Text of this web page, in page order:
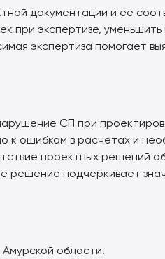
документации и её
при экспертизе, уменьшить
экспертиза помогает
СП при
к ошибкам в расчётах и
проектных решений
подчёркивает
области.